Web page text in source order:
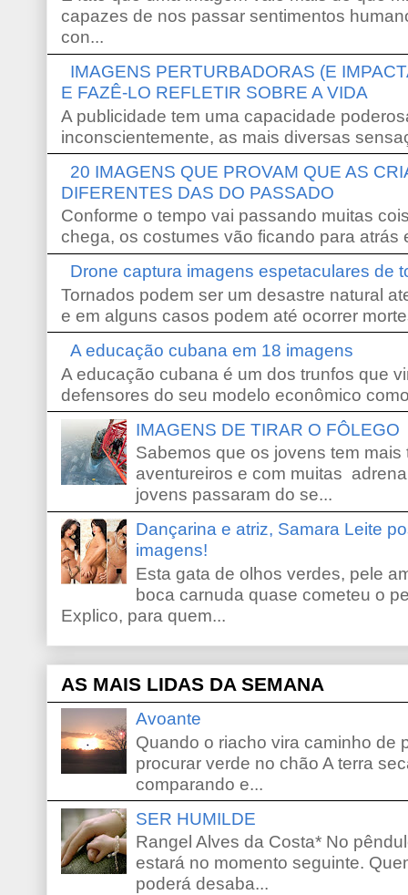
capazes de nos passar sentimentos
con...
IMAGENS PERTURBADORAS (E
E FAZÊ-LO REFLETIR SOBRE A VIDA
A publicidade tem uma capacidade
inconscientemente, as mais diversas
20 IMAGENS QUE PROVAM QUE AS
DIFERENTES DAS DO PASSADO
Conforme o tempo vai passando muitas
chega, os costumes vão ficando para atrás
Drone captura imagens espetaculares de
Tornados podem ser um desastre natural
e em alguns casos podem até ocorrer
A educação cubana em 18 imagens
A educação cubana é um dos trunfos que
defensores do seu modelo econômico
IMAGENS DE TIRAR O FÔLEGO
Sabemos que os jovens tem
aventureiros e com muitas
jovens passaram do se...
Dançarina e atriz, Samara Leite
imagens!
Esta gata de olhos verdes, pele
boca carnuda quase cometeu o
Explico, para quem...
AS MAIS LIDAS DA SEMANA
Avoante
Quando o riacho vira caminho de
procurar verde no chão A terra
comparando e...
SER HUMILDE
Rangel Alves da Costa* No
estará no momento seguinte.
poderá desaba...